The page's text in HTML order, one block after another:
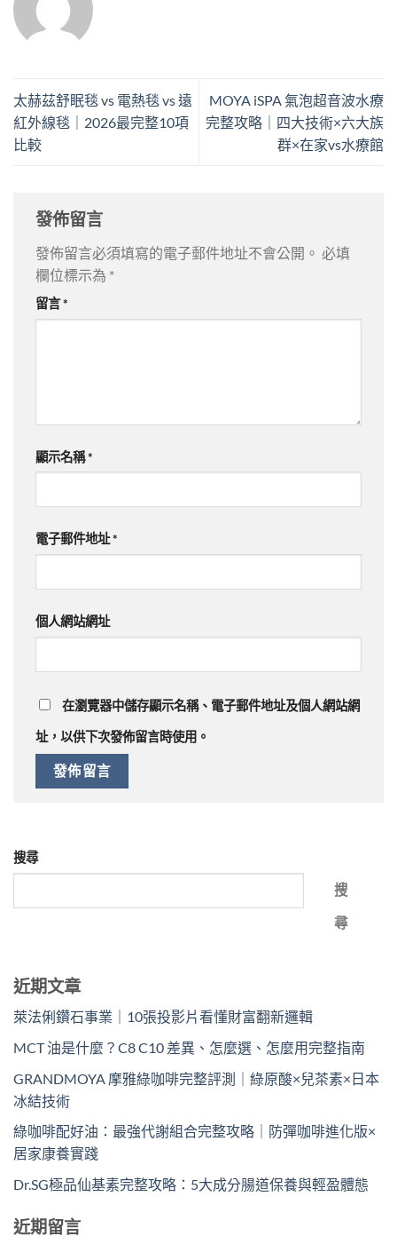
太赫茲舒眠毯 vs 電熱毯 vs 遠
紅外線毯｜2026最完整10項
比較
MOYA iSPA 氣泡超音波水療
完整攻略｜四大技術×六大族
群×在家vs水療館
發佈留言
發佈留言必須填寫的電子郵件地址不會公開。 必填
欄位標示為 *
留言*
顯示名稱*
電子郵件地址*
個人網站網址
在瀏覽器中儲存顯示名稱、電子郵件地址及個人網站網
址，以供下次發佈留言時使用。
搜尋
搜
尋
近期文章
萊法俐鑽石事業｜10張投影片看懂財富翻新邏輯
MCT 油是什麼？C8 C10 差異、怎麼選、怎麼用完整指南
GRANDMOYA 摩雅綠咖啡完整評測｜綠原酸×兒茶素×日本
冰結技術
綠咖啡配好油：最強代謝組合完整攻略｜防彈咖啡進化版×
居家康養實踐
Dr.SG極品仙基素完整攻略：5大成分腸道保養與輕盈體態
近期留言